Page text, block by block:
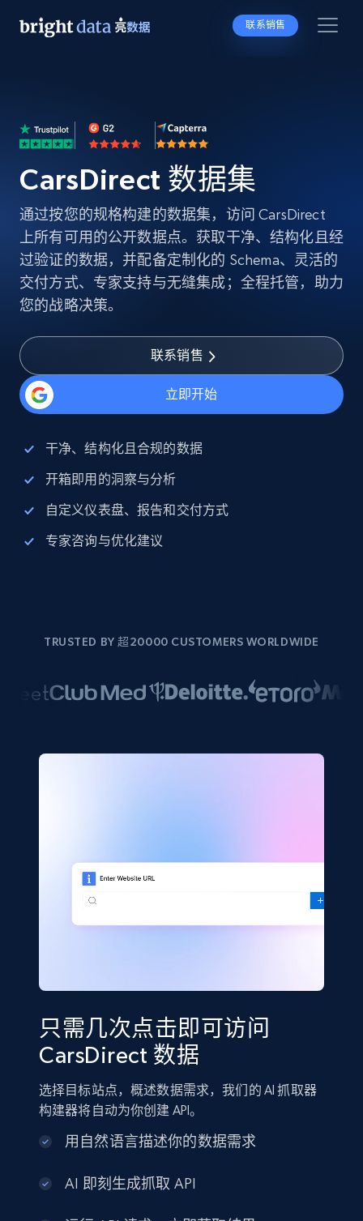
联系销售
CarsDirect 数据集
通过按您的规格构建的数据集，访问 CarsDirect
上所有可用的公开数据点。获取干净、结构化且经
过验证的数据，并配备定制化的 Schema、灵活的
交付方式、专家支持与无缝集成；全程托管，助力
您的战略决策。
联系销售
立即开始
干净、结构化且合规的数据
开箱即用的洞察与分析
自定义仪表盘、报告和交付方式
专家咨询与优化建议
TRUSTED BY 超20000 CUSTOMERS WORLDWIDE
只需几次点击即可访问
CarsDirect 数据
选择目标站点，概述数据需求，我们的 AI 抓取器
构建器将自动为你创建 API。
用自然语言描述你的数据需求
AI 即刻生成抓取 API